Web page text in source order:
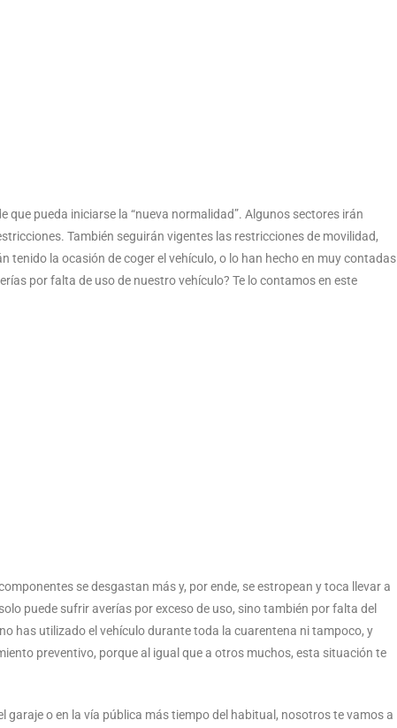
que pueda iniciarse la “nueva normalidad”. Algunos sectores irán
También seguirán vigentes las restricciones de movilidad,
tenido la ocasión de coger el vehículo, o lo han hecho en muy contadas
por falta de uso de nuestro vehículo? Te lo contamos en este
se desgastan más y, por ende, se estropean y toca llevar a
puede sufrir averías por exceso de uso, sino también por falta del
has utilizado el vehículo durante toda la cuarentena ni tampoco, y
preventivo, porque al igual que a otros muchos, esta situación te
garaje o en la vía pública más tiempo del habitual, nosotros te vamos a